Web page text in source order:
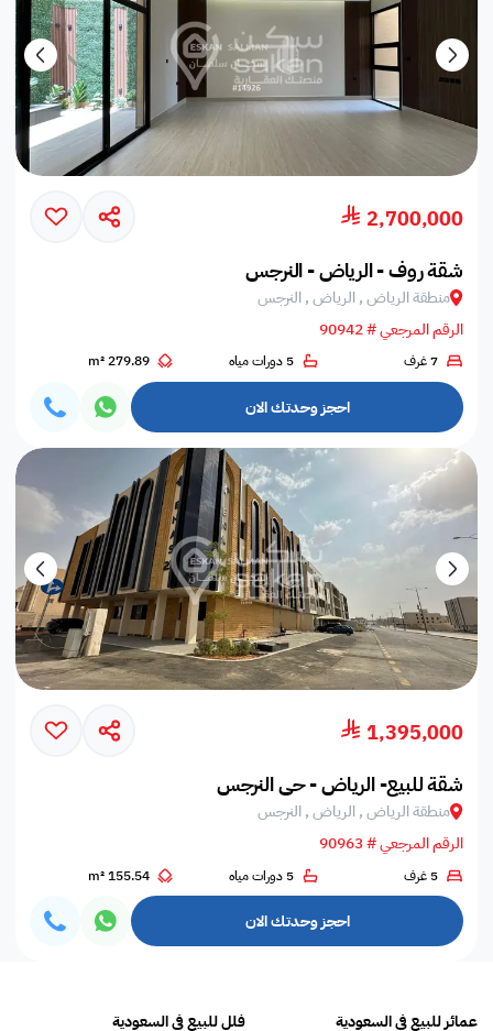
2,700,000
شقة روف - الرياض - النرجس
منطقة الرياض , الرياض , النرجس
الرقم المرجعي # 90942
7 غرف 5 دورات مياه 279.89 m²
احجز وحدتك الان
1,395,000
شقة للبيع- الرياض - حي النرجس
منطقة الرياض , الرياض , النرجس
الرقم المرجعي # 90963
5 غرف 5 دورات مياه 155.54 m²
احجز وحدتك الان
عمائر للبيع في السعودية
فلل للبيع في السعودية